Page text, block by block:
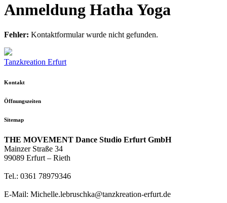
Anmeldung Hatha Yoga
Fehler: Kontaktformular wurde nicht gefunden.
Tanzkreation Erfurt
Kontakt
Öffnungszeiten
Sitemap
THE MOVEMENT Dance Studio Erfurt GmbH
Mainzer Straße 34
99089 Erfurt – Rieth
Tel.: 0361 78979346
E-Mail: Michelle.lebruschka@tanzkreation-erfurt.de